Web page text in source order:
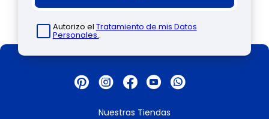
Autorizo el Tratamiento de mis Datos
Personales..
Nuestras Tiendas